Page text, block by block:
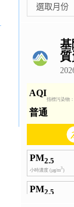
整
選取月份